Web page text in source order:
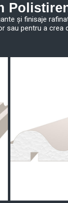
și finisaje
sau pentru a